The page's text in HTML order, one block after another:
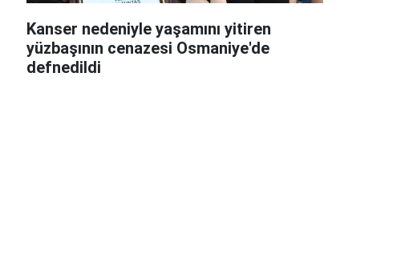
Kanser nedeniyle yaşamını yitiren
yüzbaşının cenazesi Osmaniye'de
defnedildi